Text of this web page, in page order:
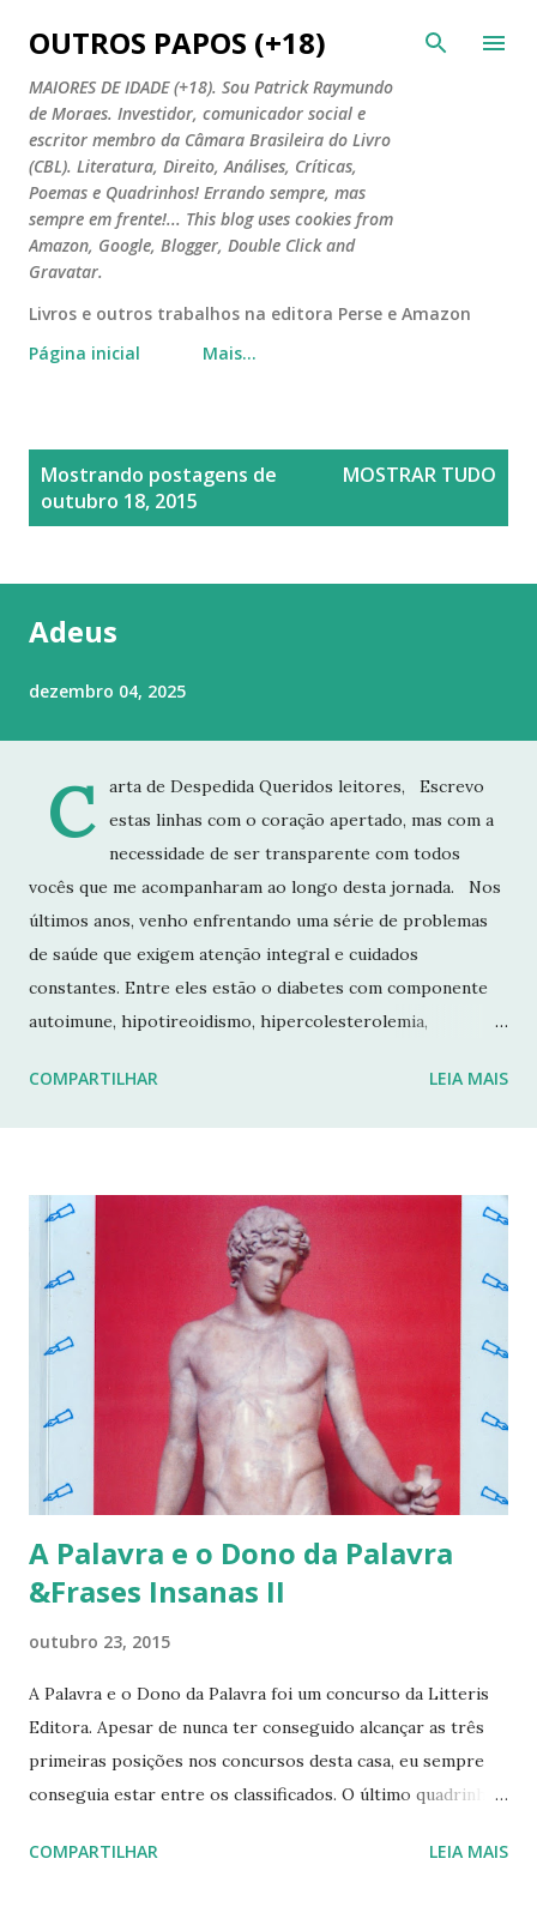
Pular para o conteúdo principal
OUTROS PAPOS (+18)
MAIORES DE IDADE (+18). Sou Patrick Raymundo
de Moraes. Investidor, comunicador social e
escritor membro da Câmara Brasileira do Livro
(CBL). Literatura, Direito, Análises, Críticas,
Poemas e Quadrinhos! Errando sempre, mas
sempre em frente!... This blog uses cookies from
Amazon, Google, Blogger, Double Click and
Gravatar.
Livros e outros trabalhos na editora Perse e Amazon
Página inicial
Mais…
Mostrando postagens de
outubro 18, 2015
MOSTRAR TUDO
Adeus
dezembro 04, 2025
C
arta de Despedida Queridos leitores, Escrevo
estas linhas com o coração apertado, mas com a
necessidade de ser transparente com todos
vocês que me acompanharam ao longo desta jornada. Nos
últimos anos, venho enfrentando uma série de problemas
de saúde que exigem atenção integral e cuidados
constantes. Entre eles estão o diabetes com componente
autoimune, hipotireoidismo, hipercolesterolemia,
fraturas. Esses desafios têm impactado profundamente
Não posso garantir quando — ou se — retornarei. Neste
momento, minha prioridade precisa ser cuidar da minha
saúde e buscar qualidade de vida dentro das limitações que
enfrento. Quero agradecer imensamente a cada um de
vocês que esteve comigo, que leu, comentou, compartilho...
COMPARTILHAR LEIA MAIS
A Palavra e o Dono da Palavra
&Frases Insanas II
outubro 23, 2015
A Palavra e o Dono da Palavra foi um concurso da Litteris
Editora. Apesar de nunca ter conseguido alcançar as três
primeiras posições nos concursos desta casa, eu sempre
conseguia estar entre os classificados. O último quadrinho
Abaixo dele, uma lembrança da Minami sendo doida! Minami
COMPARTILHAR LEIA MAIS